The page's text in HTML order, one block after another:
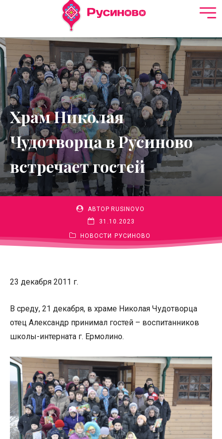
Храм Николая
Чудотворца в Русиново
встречает гостей
АВТОР RUSINOVO
31.10.2023
НОВОСТИ РУСИНОВО
23 декабря 2011 г.
В среду, 21 декабря, в храме Николая Чудотворца
отец Александр принимал гостей – воспитанников
школы-интерната г. Ермолино.